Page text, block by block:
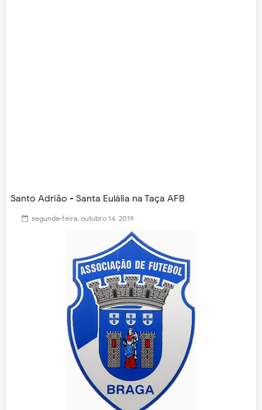
Santo Adrião - Santa Eulália na Taça AFB
segunda-feira, outubro 14, 2019